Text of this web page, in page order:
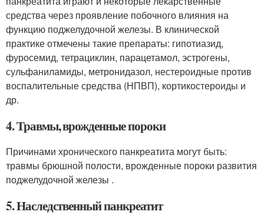
средства через проявление побочного влияния на
функцию поджелудочной железы. В клинической
практике отмечены такие препараты: гипотиазид,
фуросемид, тетрациклин, парацетамол, эстрогены,
сульфаниламиды, метронидазол, нестероидные против
воспалительные средства (НПВП), кортикостероиды и
др.
4. Травмы, врожденные пороки
Причинами хронического панкреатита могут быть:
травмы брюшной полости, врожденные пороки развития
поджелудочной железы .
5. Наследственный панкреатит